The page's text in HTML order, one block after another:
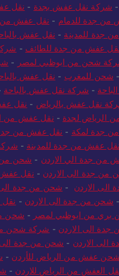
- شركة نقل عفش بجدة - نقل
من جدة للدمام - نقل عفش
جدة للمدينة - نقل عفش
عفش من جدة للطائف -
شحن من ابوظبي لمصر -
- شحن للمغرب - نقل عفش
- شركة نقل عفش بالباحة
نقل عفش بالرياض - نقل
الرياض لجدة - نقل عفش من
جدة لمكة - نقل عفش من
نقل عفش من جدة للمدينة -
من جدة الي الاردن - شحن من
جدة الى الاردن - نقل
الاردن - شحن من جدة الى
- شحن من جدة الى الاردن -
بري من ابوظبي لمصر - شحن
الى الاردن - شركة شحن
الاردن - شحن من جدة الى
شحن عفش من الرياض للأردن -
العفش من الرياض للاردن -